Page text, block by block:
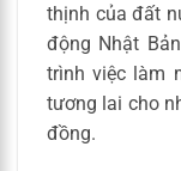
thịnh của đất
động Nhật
trình việc làm
tương lai cho
đồng.